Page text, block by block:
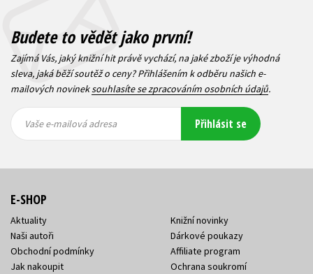
Budete to vědět jako první!
Zajímá Vás, jaký knižní hit právě vychází, na jaké zboží je výhodná
sleva, jaká běží soutěž o ceny? Přihlášením k odběru našich e-
mailových novineksouhlasíte se zpracováním osobních údajů.
mailová
mailová
Vaše e-mailová adresa Přihlásit se
E-SHOP
Aktuality
Naši autoři
Obchodní podmínky
Jak nakoupit
Knižní novinky
Dárkové poukazy
Affiliate program
Ochrana soukromí